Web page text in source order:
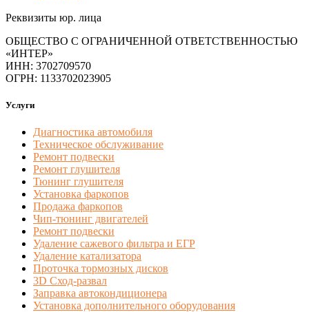
Реквизиты юр. лица
ОБЩЕСТВО С ОГРАНИЧЕННОЙ ОТВЕТСТВЕННОСТЬЮ
«ИНТЕР»
ИНН: 3702709570
ОГРН: 1133702023905
Услуги
Диагностика автомобиля
Техническое обслуживание
Ремонт подвески
Ремонт глушителя
Тюнинг глушителя
Установка фаркопов
Продажа фаркопов
Чип-тюнинг двигателей
Ремонт подвески
Удаление сажевого фильтра и ЕГР
Удаление катализатора
Проточка тормозных дисков
3D Сход-развал
Заправка автокондиционера
Установка дополнительного оборудования